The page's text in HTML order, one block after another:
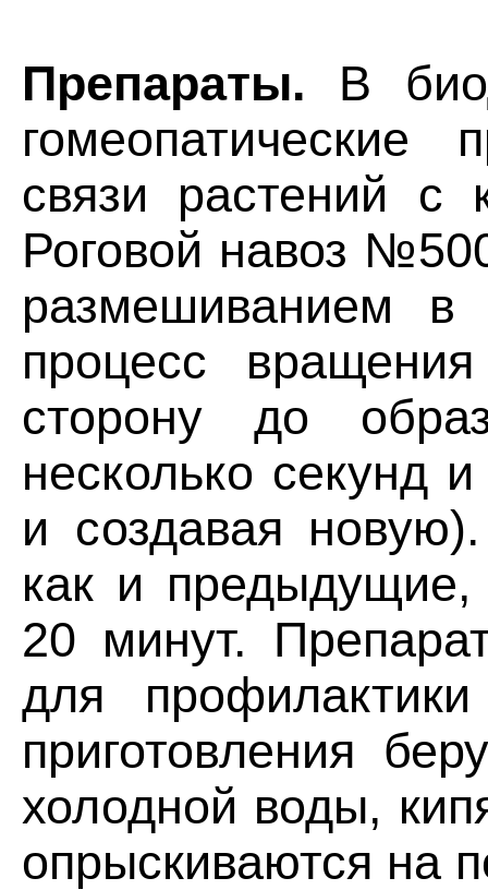
Препараты. В
связи растений с
Роговой навоз
размешиванием
процесс
сторону до
несколько секунд
и создавая
как и предыдущие,
20 минут.
для
приготовления
холодной воды,
опрыскиваются на